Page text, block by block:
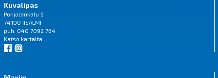
Kuvalipas
Pohjolankatu 6
74100 IISALMI
puh. 040 7092 764
Katso kartalta